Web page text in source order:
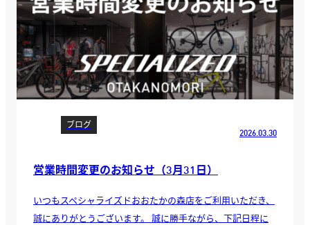
ブログ
2026.03.30
営業時間変更のお知らせ（3月31日）
いつもスペシャライズドおおたかの森店をご利用いただき、
誠にありがとうございます。 誠に勝手ながら、下記日程に